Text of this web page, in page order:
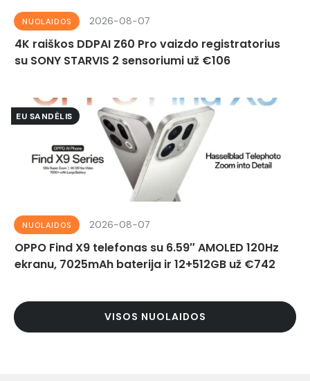
NUOLAIDOS 2026-08-07
4K raiškos DDPAI Z60 Pro vaizdo registratorius
su SONY STARVIS 2 sensoriumi už €106
EU SANDĖLIS
NUOLAIDOS 2026-08-07
OPPO Find X9 telefonas su 6.59″ AMOLED 120Hz
ekranu, 7025mAh baterija ir 12+512GB už €742
VISOS NUOLAIDOS